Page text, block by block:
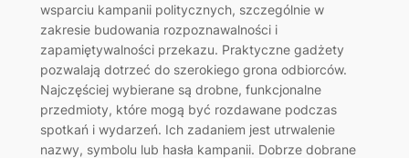
wsparciu kampanii politycznych, szczególnie w
zakresie budowania rozpoznawalności i
zapamiętywalności przekazu. Praktyczne gadżety
pozwalają dotrzeć do szerokiego grona odbiorców.
Najczęściej wybierane są drobne, funkcjonalne
przedmioty, które mogą być rozdawane podczas
spotkań i wydarzeń. Ich zadaniem jest utrwalenie
nazwy, symbolu lub hasła kampanii. Dobrze dobrane